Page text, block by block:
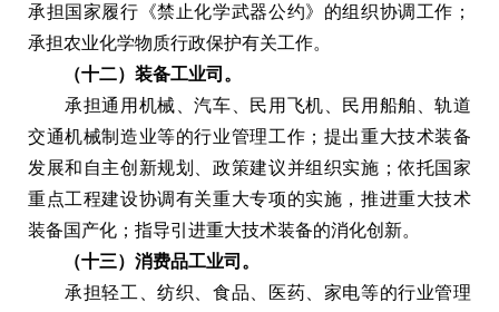
承担国家履行《禁止化学武器公约》的组织协调工作；
承担农业化学物质行政保护有关工作。
（十二）装备工业司。
承担通用机械、汽车、民用飞机、民用船舶、轨道
交通机械制造业等的行业管理工作；提出重大技术装备
发展和自主创新规划、政策建议并组织实施；依托国家
重点工程建设协调有关重大专项的实施，推进重大技术
装备国产化；指导引进重大技术装备的消化创新。
（十三）消费品工业司。
承担轻工、纺织、食品、医药、家电等的行业管理